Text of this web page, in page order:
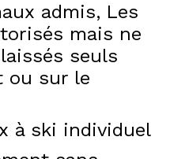
admis
Les
mais ne
seuls
ou sur le
à ski individuel